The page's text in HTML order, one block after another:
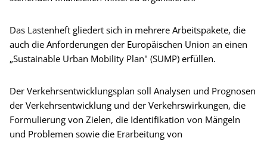
Das Lastenheft gliedert sich in mehrere Arbeitspakete, die
auch die Anforderungen der Europäischen Union an einen
„Sustainable Urban Mobility Plan" (SUMP) erfüllen.
Der Verkehrsentwicklungsplan soll Analysen und Prognosen
der Verkehrsentwicklung und der Verkehrswirkungen, die
Formulierung von Zielen, die Identifikation von Mängeln
und Problemen sowie die Erarbeitung von